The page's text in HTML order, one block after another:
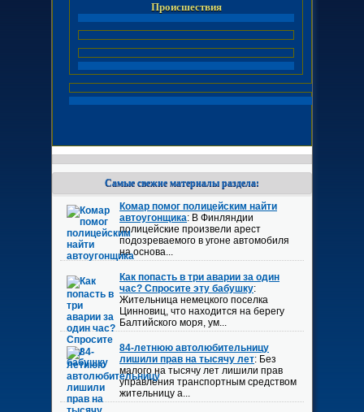
Происшествия
Самые свежие материалы раздела:
Комар помог полицейским найти
автоугонщика: В Финляндии
полицейские произвели арест
подозреваемого в угоне автомобиля
на основа...
Как попасть в три аварии за один
час? Спросите эту бабушку:
Жительница немецкого поселка
Цинновиц, что находится на берегу
Балтийского моря, ум...
84-летнюю автолюбительницу
лишили прав на тысячу лет: Без
малого на тысячу лет лишили прав
управления транспортным средством
жительницу а...